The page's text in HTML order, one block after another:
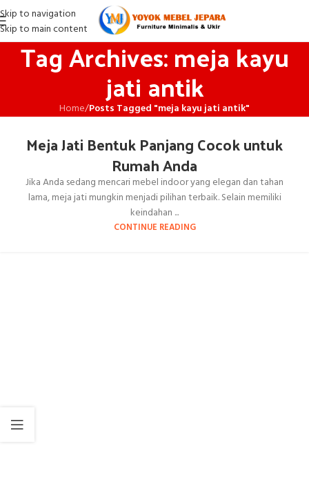
Skip to navigation
Skip to main content
Tag Archives: meja kayu
jati antik
Home/Posts Tagged "meja kayu jati antik"
Meja Jati Bentuk Panjang Cocok untuk
Rumah Anda
Jika Anda sedang mencari mebel indoor yang elegan dan tahan
lama, meja jati mungkin menjadi pilihan terbaik. Selain memiliki
keindahan ...
CONTINUE READING